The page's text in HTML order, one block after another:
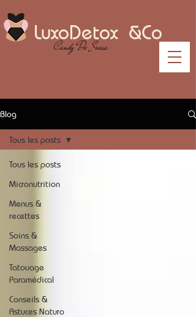
Candy De Sousa
LuxoDetox &Co
Blog
Tous les posts
Micronutrition
Menus &
recettes
Soins &
Massages
Tatouage
Paramédical
Conseils &
Astuces Naturo
Tous les posts